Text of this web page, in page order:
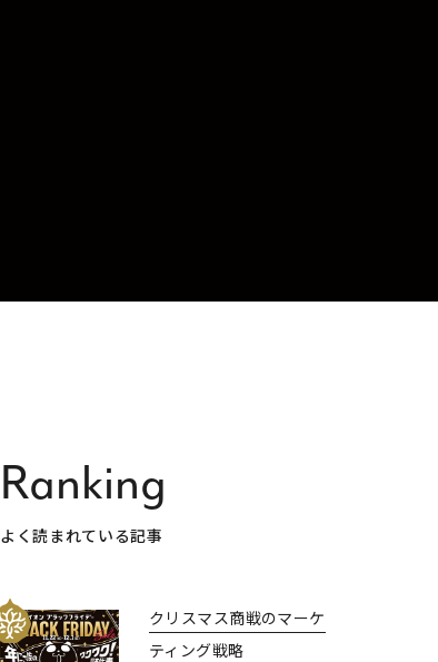
Ranking
よく読まれている記事
クリスマス商戦のマーケ
ティング戦略